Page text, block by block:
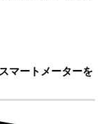
マートメーターを